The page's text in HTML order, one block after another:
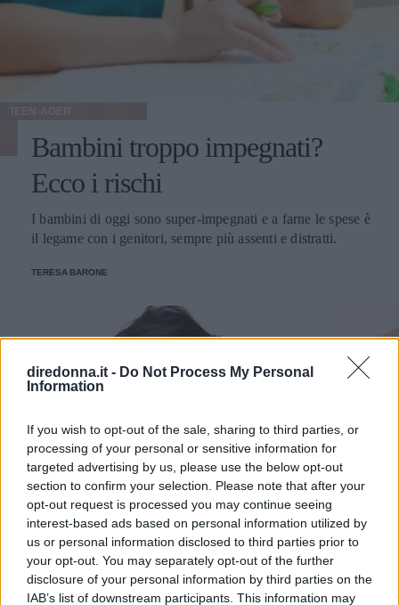
diredonna.it - Do Not Process My Personal
Information
If you wish to opt-out of the sale, sharing to third parties, or
processing of your personal or sensitive information for
targeted advertising by us, please use the below opt-out
section to confirm your selection. Please note that after your
opt-out request is processed you may continue seeing
interest-based ads based on personal information utilized by
us or personal information disclosed to third parties prior to
your opt-out. You may separately opt-out of the further
disclosure of your personal information by third parties on the
IAB’s list of downstream participants. This information may
Bambini troppo impegnati?
Ecco i rischi
I bambini di oggi sono super-impegnati e a farne le spese è
il legame con i genitori, sempre più assenti e distratti.
TERESA BARONE
MAMMA
Migliorare la fertilità con